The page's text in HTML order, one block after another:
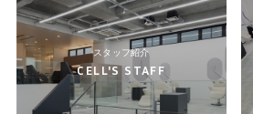
スタッフ紹介
CELL'S STAFF